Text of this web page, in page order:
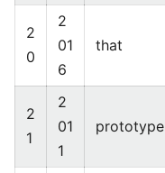
2
0
2
01
6
that
2
1
2
01
1
prototype